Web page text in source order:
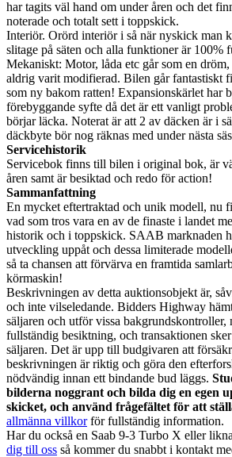
har tagits väl hand om under åren och det
noterade och totalt sett i toppskick.
Interiör. Orörd interiör i så när nyskick man
slitage på säten och alla funktioner är 100%
Mekaniskt: Motor, låda etc går som en
aldrig varit modifierad. Bilen går fantastiskt
som ny bakom ratten! Expansionskärlet har
förebyggande syfte då det är ett vanligt
börjar läcka. Noterat är att 2 av däcken är i
däckbyte bör nog räknas med under nästa
Servicehistorik
Servicebok finns till bilen i original bok, är
åren samt är besiktad och redo för action!
Sammanfattning
En mycket eftertraktad och unik modell, nu
vad som tros vara en av de finaste i landet
historik och i toppskick. SAAB marknaden
utveckling uppåt och dessa limiterade
så ta chansen att förvärva en framtida
körmaskin!
Beskrivningen av detta auktionsobjekt är,
och inte vilseledande. Bidders Highway
säljaren och utför vissa bakgrundskontroller,
fullständig besiktning, och transaktionen
säljaren. Det är upp till budgivaren att
beskrivningen är riktig och göra den
nödvändig innan ett bindande bud läggs.
bilderna noggrant och bilda dig en egen
skicket, och använd frågefältet för att
allmänna villkorför fullständig information.
Har du också en Saab 9-3 Turbo X eller
dig till oss så kommer du snabbt i kontakt